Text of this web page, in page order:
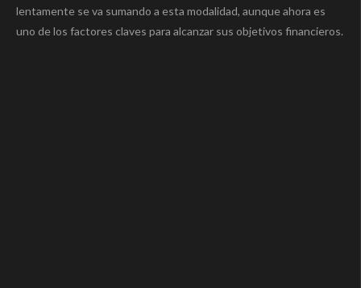
lentamente se va sumando a esta modalidad, aunque ahora es
uno de los factores claves para alcanzar sus objetivos financieros.